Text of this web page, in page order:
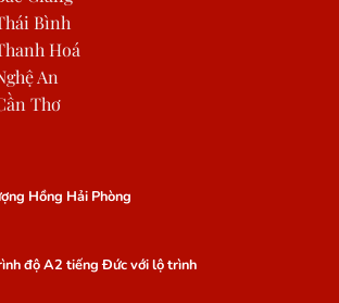
Bình
Hoá
An
Thơ
Hồng Hải Phòng
độ A2 tiếng Đức với lộ trình